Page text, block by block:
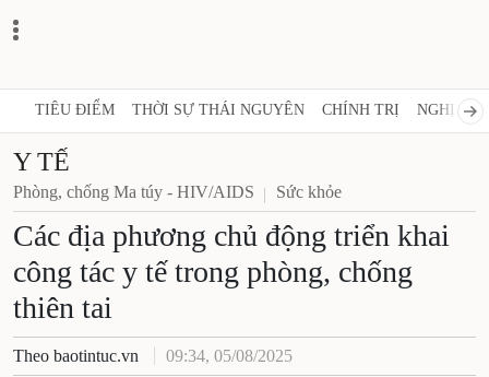
TIÊU ĐIỂM THỜI SỰ THÁI NGUYÊN CHÍNH TRỊ NGHỊ
Y TẾ
Phòng, chống Ma túy - HIV/AIDS Sức khỏe
Các địa phương chủ động triển khai
công tác y tế trong phòng, chống
thiên tai
Theo baotintuc.vn 09:34, 05/08/2025